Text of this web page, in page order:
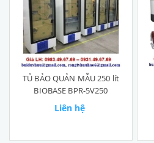
TỦ BẢO QUẢN MẪU 250 lít
BIOBASE BPR-5V250
Liên hệ